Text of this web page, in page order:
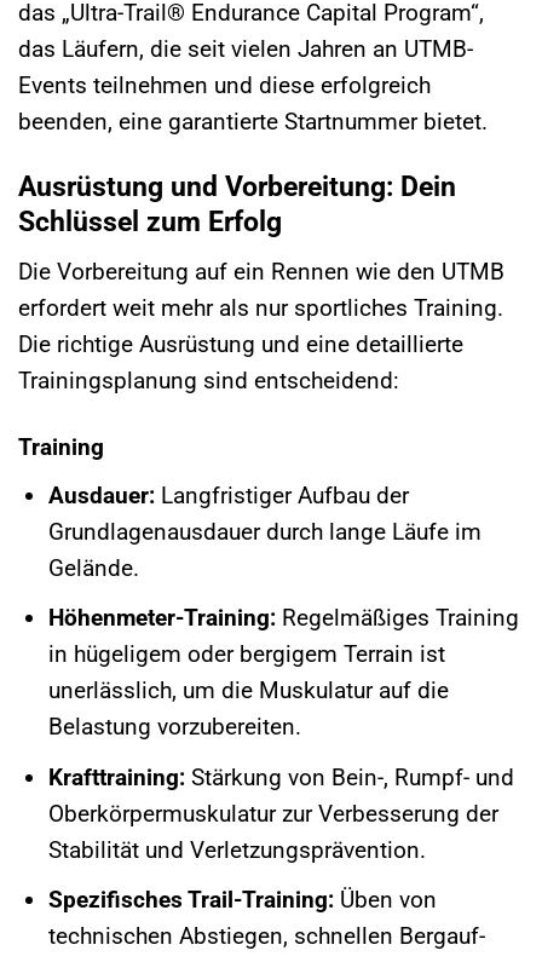
das „Ultra-Trail® Endurance Capital Program“,
das Läufern, die seit vielen Jahren an UTMB-
Events teilnehmen und diese erfolgreich
beenden, eine garantierte Startnummer bietet.
Ausrüstung und Vorbereitung: Dein
Schlüssel zum Erfolg
Die Vorbereitung auf ein Rennen wie den UTMB
erfordert weit mehr als nur sportliches Training.
Die richtige Ausrüstung und eine detaillierte
Trainingsplanung sind entscheidend:
Training
Ausdauer:Langfristiger Aufbau der
Grundlagenausdauer durch lange Läufe im
Gelände.
Höhenmeter-Training:Regelmäßiges Training
in hügeligem oder bergigem Terrain ist
unerlässlich, um die Muskulatur auf die
Belastung vorzubereiten.
Krafttraining:Stärkung von Bein-, Rumpf- und
Oberkörpermuskulatur zur Verbesserung der
Stabilität und Verletzungsprävention.
Spezifisches Trail-Training:Üben von
technischen Abstiegen, schnellen Bergauf-